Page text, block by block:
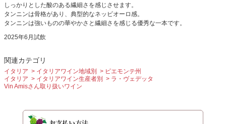
しっかりとした酸のある繊細さを感じさせます。
タンニンは骨格があり、典型的なネッビオーロ感。
タンニンは強いものの華やかさと繊細さを感じる優秀な一本です。
2025年6月試飲
関連カテゴリ
イタリア イタリアワイン地域別
ピエモンテ州
イタリア
イタリアワイン生産者別
ラ・ヴェデッタ
Vin Amisさん取り扱いワイン